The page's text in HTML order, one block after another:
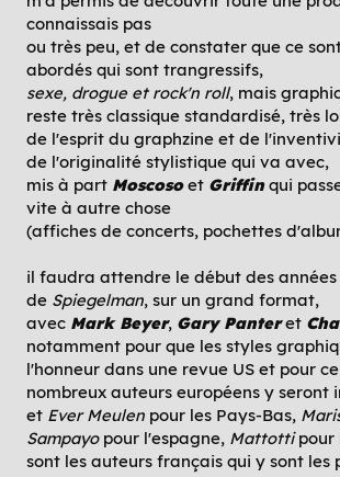
connaissais pas
ou très peu, et de constater que ce
abordés qui sont trangressifs,
sexe, drogue et rock'n roll, mais
reste très classique standardisé, très
de l'esprit du graphzine et de
de l'originalité stylistique qui va avec,
mis à part Moscosoet Griffinqui
vite à autre chose
(affiches de concerts, pochettes
il faudra attendre le début des
de Spiegelman, sur un grand format,
avec Mark Beyer, Gary Panteret
notamment pour que les styles
l'honneur dans une revue US et pour
nombreux auteurs européens y seront
et Ever Meulen pour les Pays-Bas,
Sampayopour l'espagne, Mattottipour
sont les auteurs français qui y sont les